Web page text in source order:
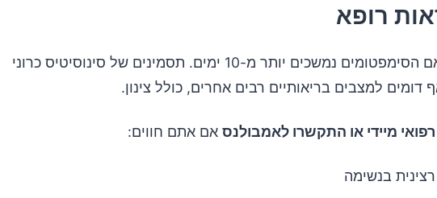
רופא
גשו לרופא אם הסימפטומים נמשכים יותר מ-10 ימים. תסמינים של סינוסיטיס כרוני
דומים למצבים בריאותיים רבים אחרים, כולל צינון.
מיידי או התקשרו לאמבולנס אם אתם חווים:
בנשימה